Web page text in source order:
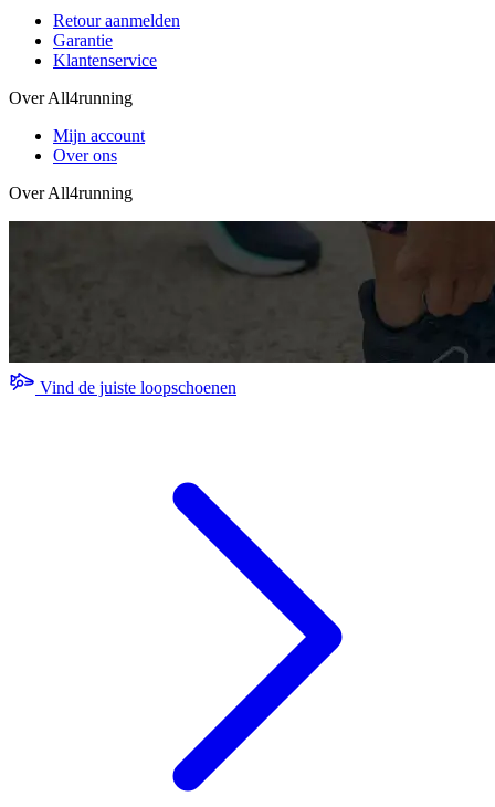
Retour aanmelden
Garantie
Klantenservice
Over All4running
Mijn account
Over ons
Over All4running
Vind de juiste loopschoenen